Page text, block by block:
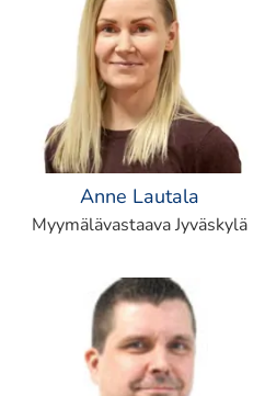
Anne Lautala
Myymälävastaava Jyväskylä